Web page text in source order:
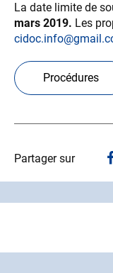
La date limite de
mars 2019. Les
Procédures
Partager sur